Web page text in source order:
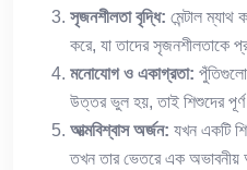
সৃজনশীলতা বৃদ্ধি: মেন্টাল ম্যাথ
করে, যা তাদের সৃজনশীলতাকে
মনোযোগ ও একাগ্রতা:
উত্তর ভুল হয়, তাই শিশুদের
আত্মবিশ্বাস অর্জন: যখন একটি
তখন তার ভেতরে এক অভাবনীয়